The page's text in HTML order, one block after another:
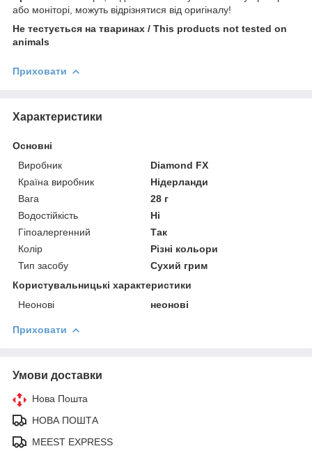
або моніторі, можуть відрізнятися від оригіналу!
Не тестується на тваринах / This products not tested on
animals
Приховати
Характеристики
Основні
Виробник
Diamond FХ
Країна виробник
Нідерланди
Вага
28 г
Водостійкість
Ні
Гіпоалергенний
Так
Колір
Різні кольори
Тип засобу
Сухий грим
Користувальницькі характеристики
Неонові
неонові
Приховати
Умови доставки
Нова Пошта
НОВА ПОШТА
MEEST EXPRESS